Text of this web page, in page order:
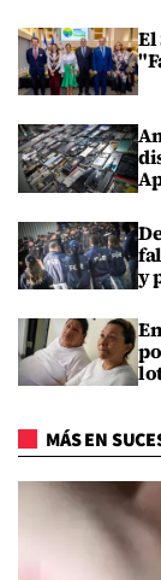
El
y
MÁS EN